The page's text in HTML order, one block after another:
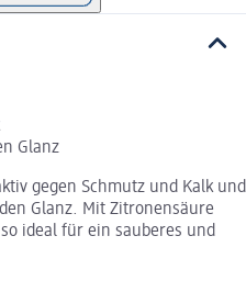
Glanz
gegen Schmutz und Kalk und
Glanz. Mit Zitronensäure
ideal für ein sauberes und